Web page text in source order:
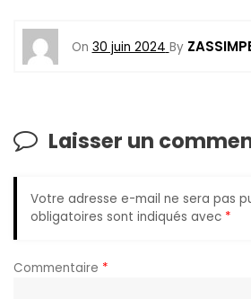
On 30 juin 2024 By
Laisser un
Votre adresse e-mail ne sera pas
obligatoires sont indiqués avec *
Commentaire *